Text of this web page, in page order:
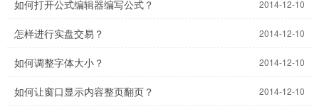
如何打开公式编辑器编写公式？ 2014-12-10
怎样进行实盘交易？ 2014-12-10
如何调整字体大小？ 2014-12-10
如何让窗口显示内容整页翻页？ 2014-12-10